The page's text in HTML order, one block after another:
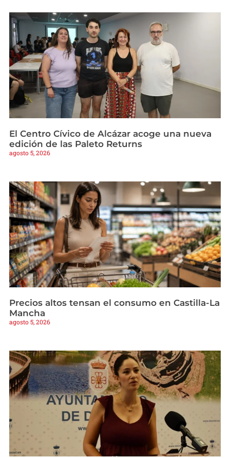
El Centro Cívico de Alcázar acoge una nueva
edición de las Paleto Returns
agosto 5, 2026
Precios altos tensan el consumo en Castilla-La
Mancha
agosto 5, 2026